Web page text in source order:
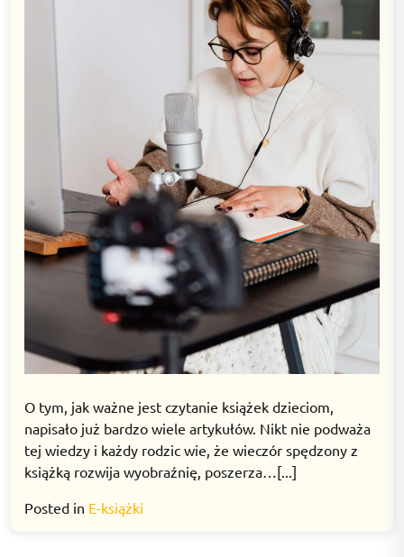
O tym, jak ważne jest czytanie książek dzieciom,
napisało już bardzo wiele artykułów. Nikt nie podważa
tej wiedzy i każdy rodzic wie, że wieczór spędzony z
książką rozwija wyobraźnię, poszerza…[...]
Posted in E-książki